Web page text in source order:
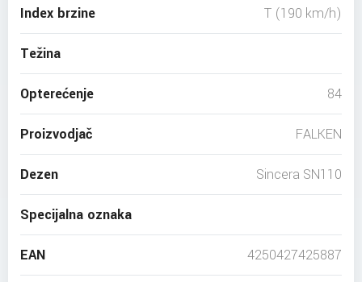
Index brzine T (190 km/h)
Težina
Opterećenje 84
Proizvodjač FALKEN
Dezen Sincera SN110
Specijalna oznaka
EAN 4250427425887